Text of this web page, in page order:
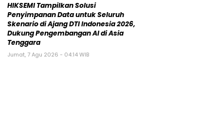
HIKSEMI Tampilkan Solusi
Penyimpanan Data untuk Seluruh
Skenario di Ajang DTI Indonesia 2026,
Dukung Pengembangan AI di Asia
Tenggara
Jumat, 7 Agu 2026 - 04:14 WIB